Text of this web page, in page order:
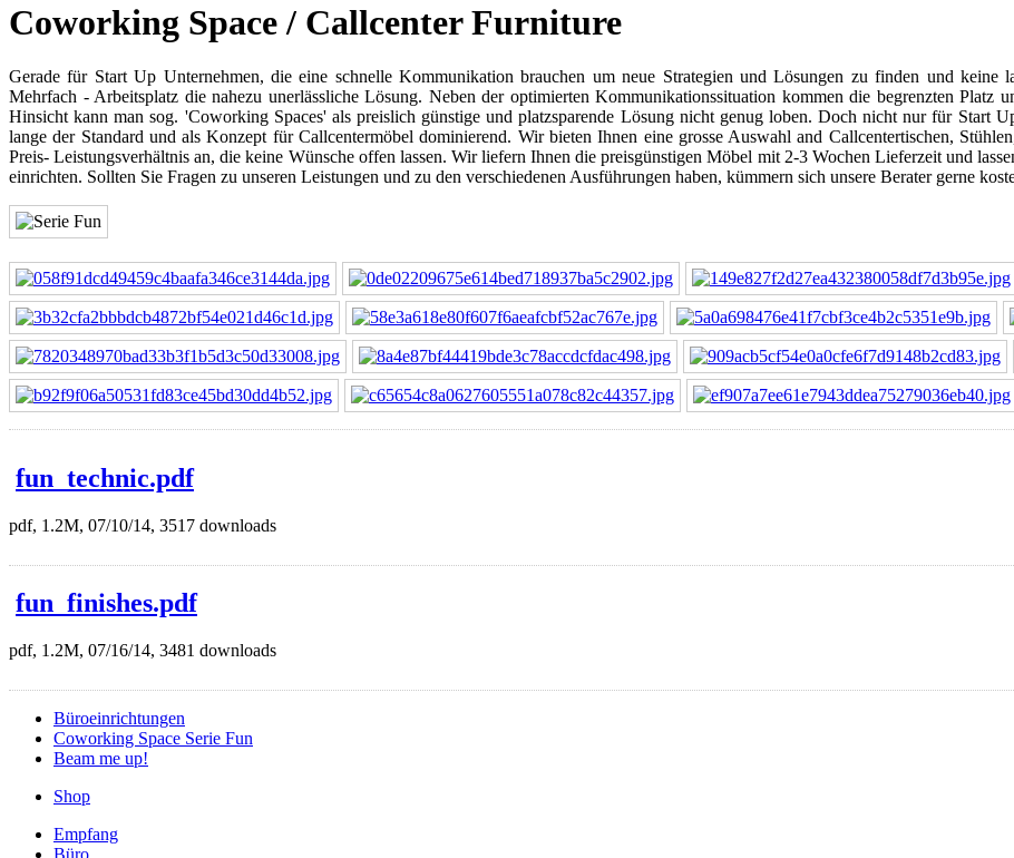
Coworking Space / Callcenter Furniture
Gerade für Start Up Unternehmen, die eine schnelle Kommunikation brauchen um neue Strategien und Lösungen zu finden und keine
Mehrfach - Arbeitsplatz die nahezu unerlässliche Lösung. Neben der optimierten Kommunikationssituation kommen die begrenzten
Hinsicht kann man sog. 'Coworking Spaces' als preislich günstige und platzsparende Lösung nicht genug loben. Doch nicht nur für Start
lange der Standard und als Konzept für Callcentermöbel dominierend. Wir bieten Ihnen eine grosse Auswahl and Callcentertischen,
Preis- Leistungsverhältnis an, die keine Wünsche offen lassen. Wir liefern Ihnen die preisgünstigen Möbel mit 2-3 Wochen Lieferzeit und
einrichten. Sollten Sie Fragen zu unseren Leistungen und zu den verschiedenen Ausführungen haben, kümmern sich unsere Berater gerne
fun_technic.pdf
pdf, 1.2M, 07/10/14, 3517 downloads
fun_finishes.pdf
pdf, 1.2M, 07/16/14, 3481 downloads
Büroeinrichtungen
Coworking Space Serie Fun
Beam me up!
Shop
Empfang
Büro